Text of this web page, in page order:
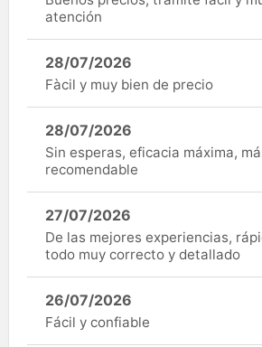
atención
28/07/2026
Fàcil y muy bien de precio
28/07/2026
Sin esperas, eficacia máxima,
recomendable
27/07/2026
De las mejores experiencias,
todo muy correcto y detallado
26/07/2026
Fácil y confiable